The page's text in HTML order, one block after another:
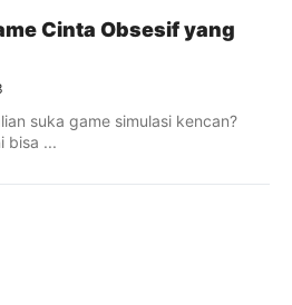
Cinta Obsesif yang
suka game simulasi kencan?
bisa ...